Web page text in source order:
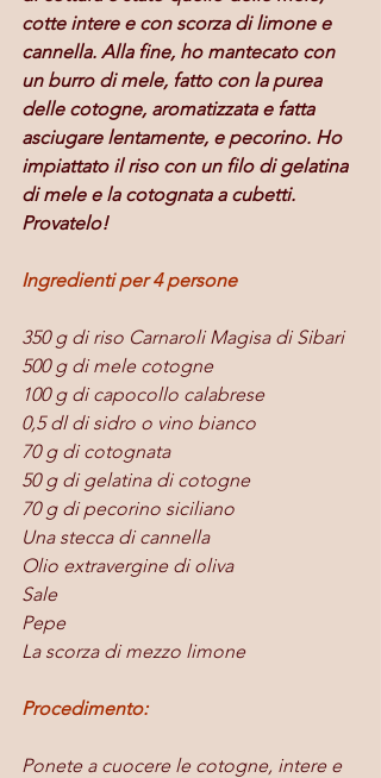
cotte intere e con scorza di limone e
cannella. Alla fine, ho mantecato con
un burro di mele, fatto con la purea
delle cotogne, aromatizzata e fatta
asciugare lentamente, e pecorino. Ho
impiattato il riso con un filo di gelatina
di mele e la cotognata a cubetti.
Provatelo!
Ingredienti per 4 persone
350 g di riso Carnaroli Magisa di Sibari
500 g di mele cotogne
100 g di capocollo calabrese
0,5 dl di sidro o vino bianco
70 g di cotognata
50 g di gelatina di cotogne
70 g di pecorino siciliano
Una stecca di cannella
Olio extravergine di oliva
Sale
Pepe
La scorza di mezzo limone
Procedimento:
Ponete a cuocere le cotogne, intere e